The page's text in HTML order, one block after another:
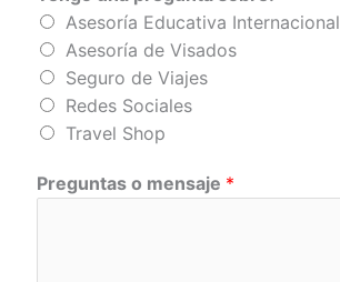
Asesoría Educativa Internacional
Asesoría de Visados
Seguro de Viajes
Redes Sociales
Travel Shop
Preguntas o mensaje *